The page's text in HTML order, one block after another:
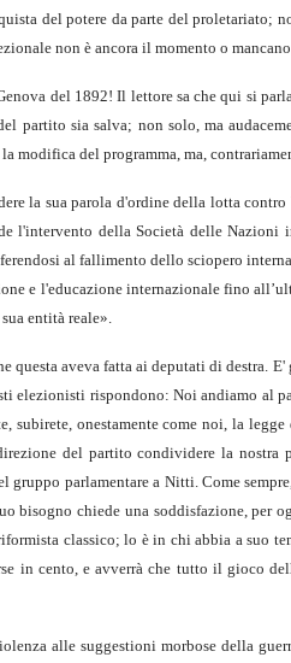
del potere da parte del proletariato;
non è ancora il momento o
del 1892! Il lettore sa che qui si
partito sia salva; non solo, ma
modifica del programma, ma,
la sua parola d'ordine della lotta
l'intervento della Società delle
al fallimento dello sciopero
e l'educazione internazionale fino
entità reale».
aveva fatta ai deputati di destra.
rispondono: Noi andiamo al
onesta­mente come noi, la
del partito condividere la
parla­mentare a Nitti. Come
chiede una soddisfazione, per
classico; lo è in chi abbia a suo
in cento, e avverrà che tutto il gioco
alle suggestioni morbose della